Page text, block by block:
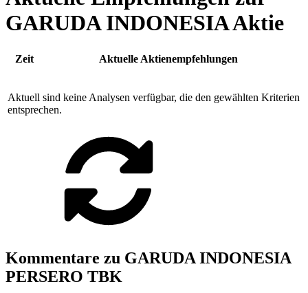
GARUDA INDONESIA Aktie
Zeit Aktuelle Aktienempfehlungen
Aktuell sind keine Analysen verfügbar, die den gewählten Kriterien
entsprechen.
Kommentare zu GARUDA INDONESIA
PERSERO TBK